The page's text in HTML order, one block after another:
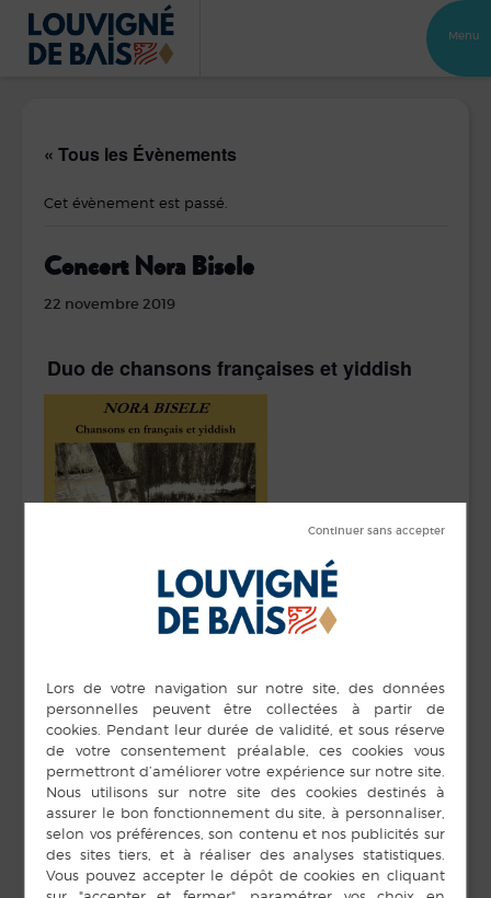
Menu
« Tous les Évènements
Cet évènement est passé.
Concert Nora Bisele
22 novembre 2019
Duo de chansons françaises et yiddish
Vidéo :https://www.youtube.com/watch?v=vk2FR7ytgJE
Site :www.norabisele.fr
DÉTAILS ORGANISATEUR